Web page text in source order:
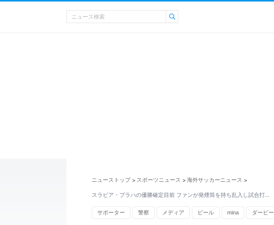
ニューストップ > スポーツニュース > 海外サッカーニュース >
スラビア・プラハの優勝確定目前 ファンが発煙筒を持ち乱入し試合打…
サポーター 警察 メディア ビール mina ダービー